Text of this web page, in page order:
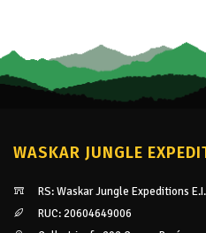
WASKAR JUNGLE
RS: Waskar Jungle Expeditions
RUC: 20604649006